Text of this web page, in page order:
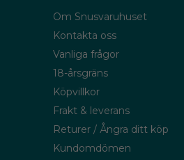
Om Snusvaruhuset
Kontakta oss
Vanliga frågor
18-årsgräns
Köpvillkor
Frakt & leverans
Returer / Ångra ditt köp
Kundomdömen